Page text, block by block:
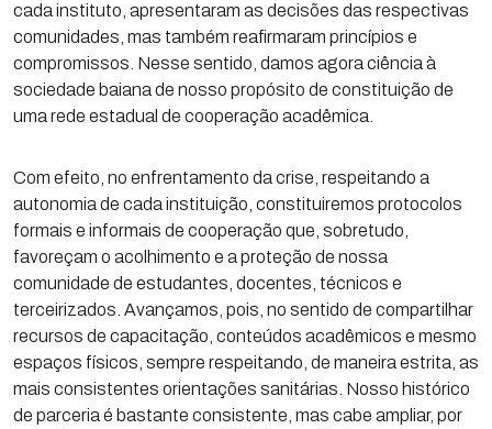
cada instituto, apresentaram as decisões das respectivas
comunidades, mas também reafirmaram princípios e
compromissos. Nesse sentido, damos agora ciência à
sociedade baiana de nosso propósito de constituição de
uma rede estadual de cooperação acadêmica.
Com efeito, no enfrentamento da crise, respeitando a
autonomia de cada instituição, constituiremos protocolos
formais e informais de cooperação que, sobretudo,
favoreçam o acolhimento e a proteção de nossa
comunidade de estudantes, docentes, técnicos e
terceirizados. Avançamos, pois, no sentido de compartilhar
recursos de capacitação, conteúdos acadêmicos e mesmo
espaços físicos, sempre respeitando, de maneira estrita, as
mais consistentes orientações sanitárias. Nosso histórico
de parceria é bastante consistente, mas cabe ampliar, por